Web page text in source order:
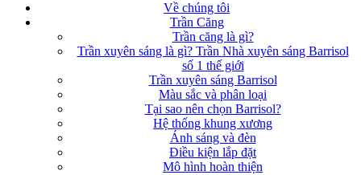
Về chúng tôi
Trần Căng
Trần căng là gì?
Trần xuyên sáng là gì? Trần Nhà xuyên sáng Barrisol
số 1 thế giới
Trần xuyên sáng Barrisol
Màu sắc và phân loại
Tại sao nên chọn Barrisol?
Hệ thống khung xương
Ánh sáng và đèn
Điều kiện lắp đặt
Mô hình hoàn thiện